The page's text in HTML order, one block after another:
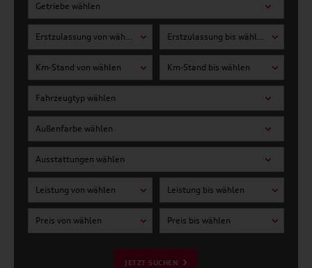
Getriebe wählen
Erstzulassung von wählen Erstzulassung bis wählen
Km-Stand von wählen Km-Stand bis wählen
Fahrzeugtyp wählen
Außenfarbe wählen
Ausstattungen wählen
Leistung von wählen Leistung bis wählen
Preis von wählen Preis bis wählen
JETZT SUCHEN